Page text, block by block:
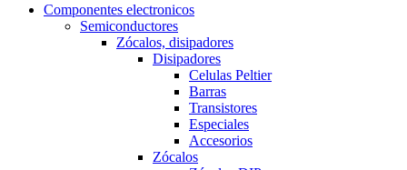
Componentes electronicos
Semiconductores
Zócalos, disipadores
Disipadores
Celulas Peltier
Barras
Transistores
Especiales
Accesorios
Zócalos